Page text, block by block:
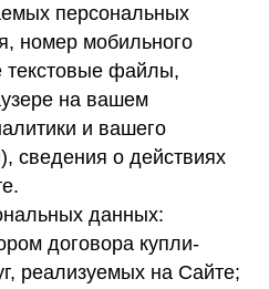
персональных
номер мобильного
файлы,
на вашем
и вашего
сведения о действиях
данных:
договора купли-
реализуемых на Сайте;